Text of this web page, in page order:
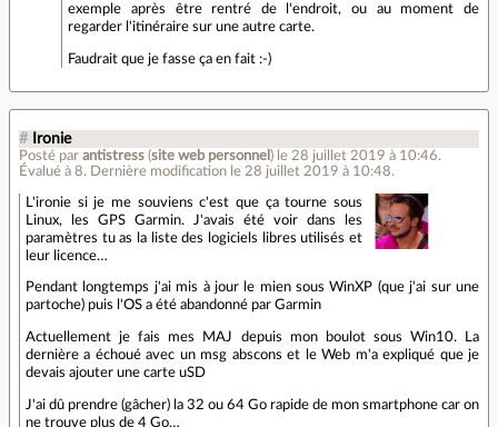
exemple après être rentré de l'endroit, ou au moment de
regarder l'itinéraire sur une autre carte.
Faudrait que je fasse ça en fait :-)
# Ironie
Posté par antistress (site web personnel ) le 28 juillet 2019 à 10:46.
Évalué à 8. Dernière modification le 28 juillet 2019 à 10:48.
L'ironie si je me souviens c'est que ça tourne sous
Linux, les GPS Garmin. J'avais été voir dans les
paramètres tu as la liste des logiciels libres utilisés et
leur licence…
Pendant longtemps j'ai mis à jour le mien sous WinXP (que j'ai sur une
partoche) puis l'OS a été abandonné par Garmin
Actuellement je fais mes MAJ depuis mon boulot sous Win10. La
dernière a échoué avec un msg abscons et le Web m'a expliqué que je
devais ajouter une carte uSD
J'ai dû prendre (gâcher) la 32 ou 64 Go rapide de mon smartphone car on
ne trouve plus de 4 Go…